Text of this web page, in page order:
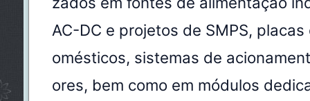
AC-DC e projetos de SMPS,
omésticos, sistemas de
ores, bem como em módulos